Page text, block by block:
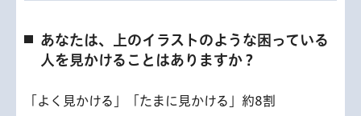
あなたは、上のイラストのような困っている
人を見かけることはありますか？
「よく見かける」「たまに見かける」約8割